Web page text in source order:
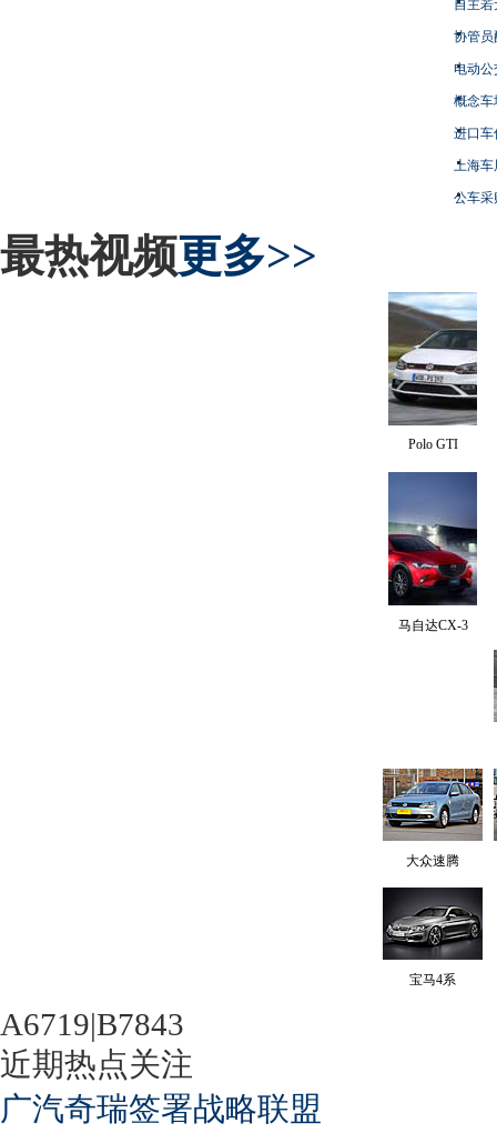
自主
协管员
电动
概念车
进口车
上海
公车采
最热视频更多>>
Polo GTI
马自达CX-3
大众速腾
宝马4系
A6719|B7843
近期热点关注
广汽奇瑞签署战略联盟